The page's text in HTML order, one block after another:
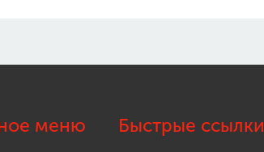
меню Быстрые ссылки